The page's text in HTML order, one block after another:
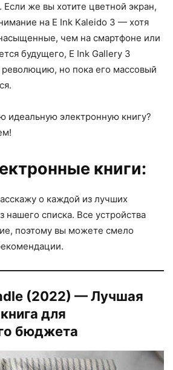
же вы хотите цветной экран,
на E Ink Kaleido 3 — хотя
чем на смартфоне или
будущего, E Ink Gallery 3
но пока его массовый
идеальную электронную книгу?
книги:
о каждой из лучших
нашего списка. Все устройства
поэтому вы можете смело
(2022) — Лучшая
для
бюджета